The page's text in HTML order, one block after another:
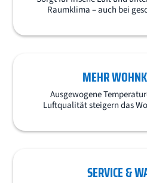
Raumklima – auch bei
MEHR
Ausgewogene
Luftqualität steigern das
SERVICE &